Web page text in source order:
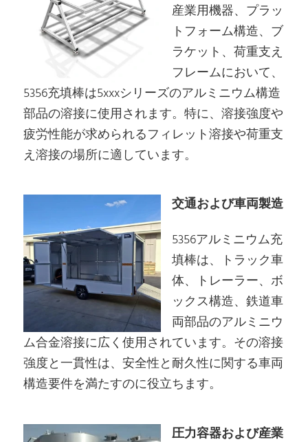
産業用機器、プラッ
トフォーム構造、ブ
ラケット、荷重支え
フレームにおいて、
5356充填棒は5xxxシリーズのアルミニウム構造
部品の溶接に使用されます。特に、溶接強度や
疲労性能が求められるフィレット溶接や荷重支
え溶接の場所に適しています。
交通および車両製造
5356アルミニウム充
填棒は、トラック車
体、トレーラー、ボ
ックス構造、鉄道車
両部品のアルミニウ
ム合金溶接に広く使用されています。その溶接
強度と一貫性は、安全性と耐久性に関する車両
構造要件を満たすのに役立ちます。
圧力容器および産業